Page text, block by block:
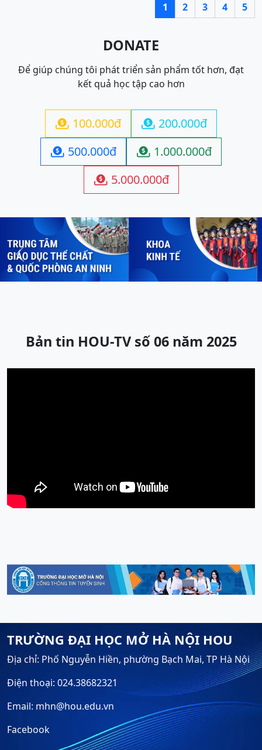
1 2 3 4 5
DONATE
Để giúp chúng tôi phát triển sản phẩm tốt hơn, đạt
kết quả học tập cao hơn
 100.000đ  200.000đ
 500.000đ  1.000.000đ
 5.000.000đ
Previous Next
Bản tin HOU-TV số 06 năm 2025
TRƯỜNG ĐẠI HỌC MỞ HÀ NỘI HOU
Địa chỉ: Phố Nguyễn Hiền, phường Bạch Mai, TP Hà Nội
Điện thoại: 024.38682321
Email: mhn@hou.edu.vn
Facebook